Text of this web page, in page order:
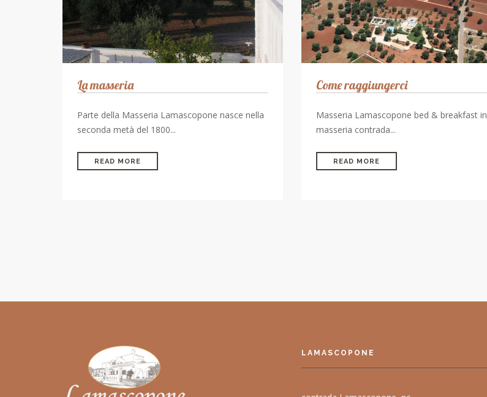
La masseria
Parte della Masseria Lamascopone nasce nella
seconda metà del 1800...
READ MORE
Come raggiungerci
Masseria Lamascopone bed & breakfast in
masseria contrada...
READ MORE
LAMASCOPONE